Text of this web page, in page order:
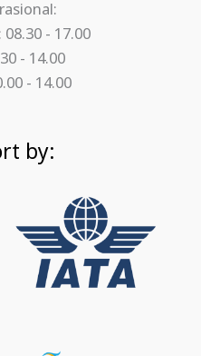
- 17.00
- 14.00
- 14.00
by: